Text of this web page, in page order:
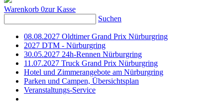
Warenkorb 0zur Kasse
Suchen
08.08.2027 Oldtimer Grand Prix Nürburgring
2027 DTM - Nürburgring
30.05.2027 24h-Rennen Nürburgring
11.07.2027 Truck Grand Prix Nürburgring
Hotel und Zimmerangebote am Nürburgring
Parken und Campen, Übersichtsplan
Veranstaltungs-Service